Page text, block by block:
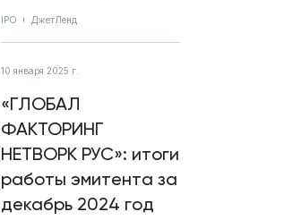
IPO ДжетЛенд
10 января 2025 г.
«ГЛОБАЛ
ФАКТОРИНГ
НЕТВОРК РУС»: итоги
работы эмитента за
декабрь 2024 год